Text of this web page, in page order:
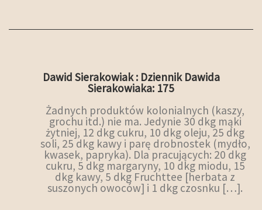
Dawid Sierakowiak : Dziennik Dawida
Sierakowiaka: 175
Żadnych produktów kolonialnych (kaszy,
grochu itd.) nie ma. Jedynie 30 dkg mąki
żytniej, 12 dkg cukru, 10 dkg oleju, 25 dkg
soli, 25 dkg kawy i parę drobnostek (mydło,
kwasek, papryka). Dla pracujących: 20 dkg
cukru, 5 dkg margaryny, 10 dkg miodu, 15
dkg kawy, 5 dkg Fruchttee [herbata z
suszonych owoców] i 1 dkg czosnku […].